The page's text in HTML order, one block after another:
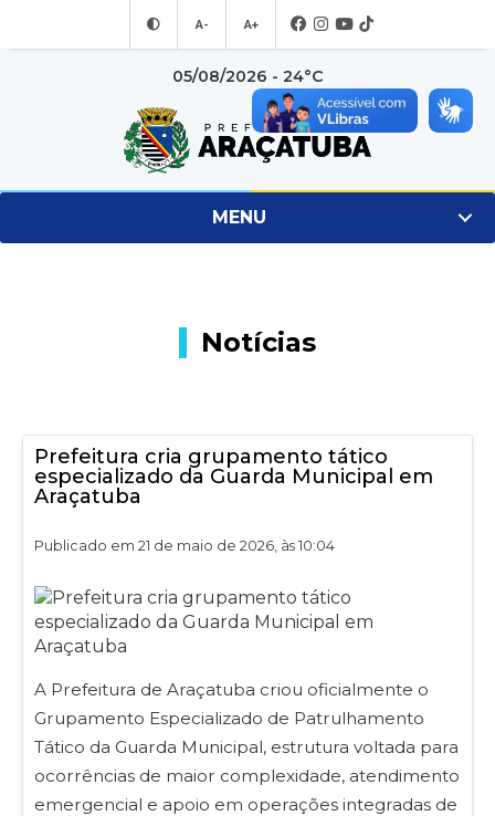
A- A+
05/08/2026 - 24°C
MENU
Notícias
Prefeitura cria grupamento tático
especializado da Guarda Municipal em
Araçatuba
Publicado em 21 de maio de 2026, às 10:04
A Prefeitura de Araçatuba criou oficialmente o
Grupamento Especializado de Patrulhamento
Tático da Guarda Municipal, estrutura voltada para
ocorrências de maior complexidade, atendimento
emergencial e apoio em operações integradas de